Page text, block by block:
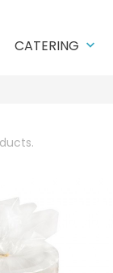
CATERING keyboard_arrow_down